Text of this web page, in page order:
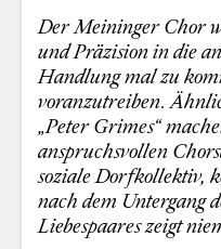
Der Meininger Chor
und Präzision in die
Handlung mal zu
voranzutreiben.
„Peter Grimes“
anspruchsvollen
soziale Dorfkollektiv,
nach dem Untergang
Liebespaares zeigt